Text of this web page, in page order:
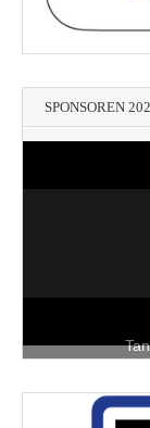
SPONSOREN